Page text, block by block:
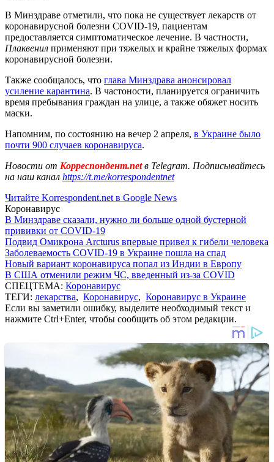
В Минздраве отметили, что пока не существует лекарств от
коронавирусной болезни COVID-19, пациентам
предоставляется симптоматическое лечение. В частности,
Плаквенил применяют при тяжелых и крайне тяжелых формах
коронавирусной болезни.
Также сообщалось, что глава Минздрава анонсировал
усиление карантина. В частоности, планируется ограничить
время пребывания граждан на улице, а также обяжет носить
маски.
Напомним, по состоянию на вечер 2 апреля, в Украине было
почти 900 случаев коронавируса.
Новости от Корреспондент.netв Telegram. Подписывайтесь
на наш канал https://t.me/korrespondentnet
Читайте Korrespondent.net в Google News
Коронавирус
В Минздраве сказали, нужно ли больше одной бустерной
прививки от COVID-19
Подвид Омикрона Arcturus впервые привел к гибели человека
Заболеваемость COVID-19 в Украине пошла на спад
Новый вариант коронавируса попал из Индии в Европу
В США отменили режим ЧС, введенный из-за COVID
СПЕЦТЕМА: Коронавирус
ТЕГИ: лекарства, Коронавирус, Коронавирус в Украине
Если вы заметили ошибку, выделите необходимый текст и
нажмите Ctrl+Enter, чтобы сообщить об этом редакции.